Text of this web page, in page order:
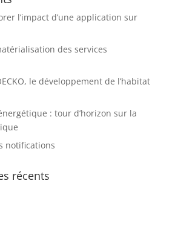
l’impact d’une application sur
des services
le développement de l’habitat
: tour d’horizon sur la
notifications
récents